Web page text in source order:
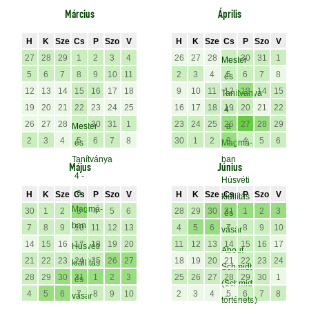
Március
H K Sze Cs P Szo
V
27
28 29 1 2 3
4
5
6 7 8 9 10
11
12
13 14 15 16 17
18
19
20 21 22 23 24
25
26
27 28
Mester
és
Tanítványa
4 -
a
Magmá-
ban
Húsvéti
kiállítás
és
vásár
30 31
1
2
3 4 5 6 7 8
Április
H K Sze Cs P Szo
V
26
27 28
Mester
és
Tanítványa
4 -
a
Magmá-
ban
Húsvéti
kiállítás
és
vásár
About
Schmidt
(Schmidt
története)
30 31
1
2
3 4 5 6 7
8
9
10 11 12 13 14
15
16
17 18 19 20 21
22
23
24 25 26 27 28
29
30
1 2 3 4 5 6
Május
H K Sze Cs P Szo
V
30
1 2 3 4 5
6
7
8 9 10 11 12
13
14
15 16 17 18 19
20
21
22 23 24 25 26
27
28
29 30 31 1 2
3
4
5 6 7 8 9 10
Június
H K Sze Cs P Szo
V
28
29 30 31 1 2
3
4
5 6 7 8 9
10
11
12 13 14 15 16
17
18
19 20 21 22 23
24
25
26 27 28 29 30
1
2
3 4 5 6 7 8